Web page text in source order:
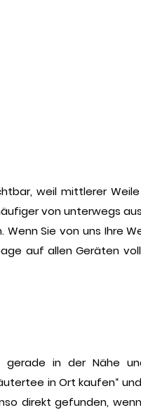
weil mittlerer
von unterwegs
Sie von uns Ihre
auf allen Geräten
gerade in der Nähe
in Ort kaufen“
direkt gefunden,